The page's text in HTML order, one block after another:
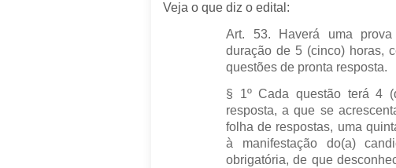
Veja o que diz o edital:
Art. 53. Haverá uma
duração de 5 (cinco) horas,
questões de pronta resposta.
§ 1º Cada questão terá 4
resposta, a que se
folha de respostas, uma
à manifestação do(a)
obrigatória, de que